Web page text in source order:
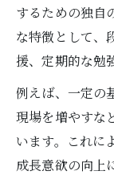
するための独自
な特徴として、
援、定期的な勉
例えば、一定の
現場を増やすな
います。これに
成長意欲の向上